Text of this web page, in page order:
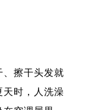
擦干头发就
时，人洗澡